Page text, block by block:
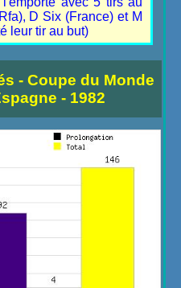
D Six (France) et M
leur tir au but)
- Coupe du Monde
- 1982